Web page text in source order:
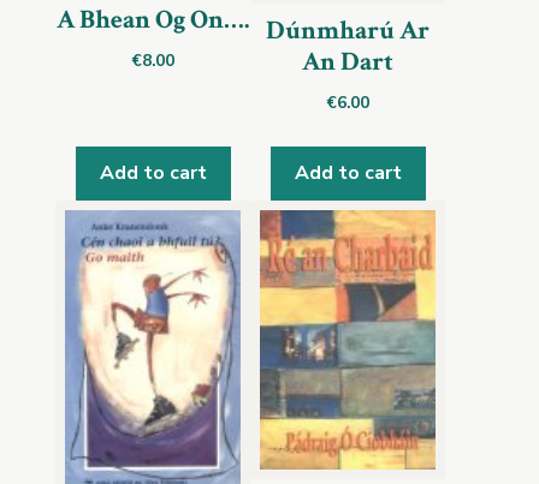
A Bhean Og On….
€8.00
Add to cart
Dúnmharú Ar
An Dart
€6.00
Add to cart